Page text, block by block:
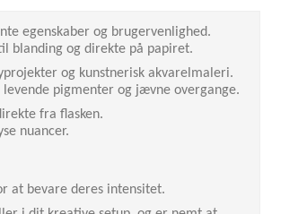
egenskaber og brugervenlighed.
blanding og direkte på papiret.
og kunstnerisk akvarelmaleri.
pigmenter og jævne overgange.
fra flasken.
nuancer.
at bevare deres intensitet.